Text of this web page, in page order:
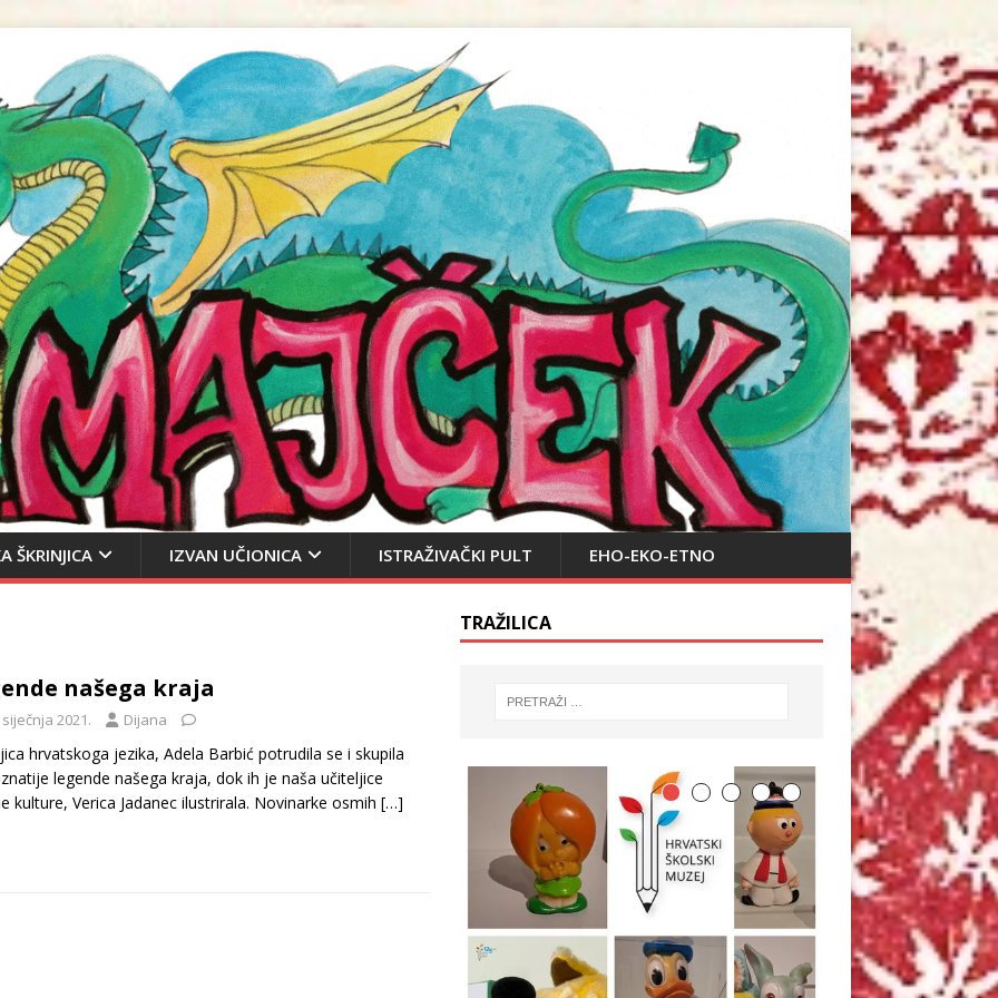
ŠKRINJICA IZVAN UČIONICA ISTRAŽIVAČKI PULT EHO-EKO-ETNO
našega kraja
siječnja 2021. Dijana
hrvatskoga jezika, Adela Barbić potrudila se i skupila
legende našega kraja, dok ih je naša učiteljice
kulture, Verica Jadanec ilustrirala. Novinarke osmih […]
TRAŽILICA